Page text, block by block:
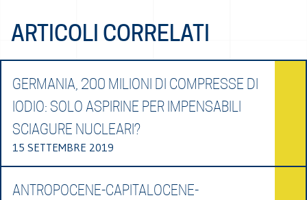
ARTICOLI CORRELATI
GERMANIA, 200 MILIONI DI COMPRESSE DI
IODIO: SOLO ASPIRINE PER IMPENSABILI
SCIAGURE NUCLEARI?
15 SETTEMBRE 2019
ANTROPOCENE-CAPITALOCENE-